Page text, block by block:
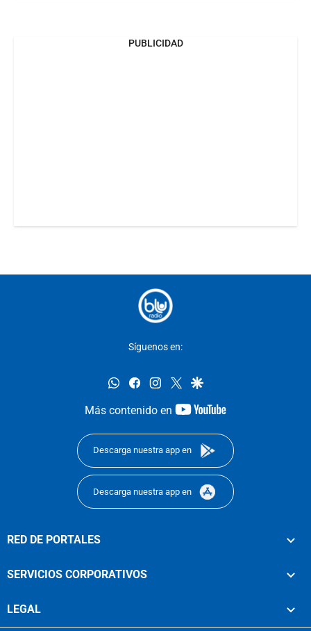
PUBLICIDAD
Síguenos en:
whatsappfacebookinstagram
twittergoogle
Más contenido en
youtube-
Descarga nuestra app en
Descarga nuestra app en
RED DE PORTALES
SERVICIOS CORPORATIVOS
LEGAL